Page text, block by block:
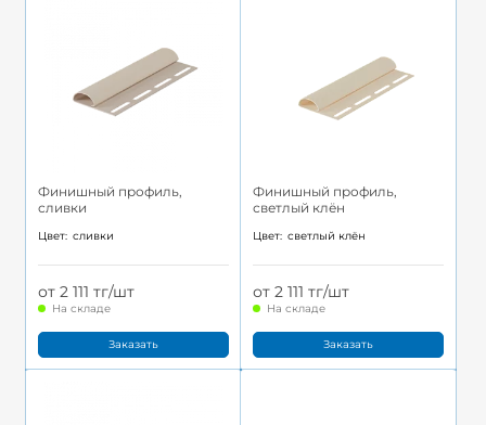
Финишный профиль,
сливки
Цвет: сливки
от 2 111 тг/шт
На складе
Заказать
Финишный профиль,
светлый клён
Цвет: светлый клён
от 2 111 тг/шт
На складе
Заказать